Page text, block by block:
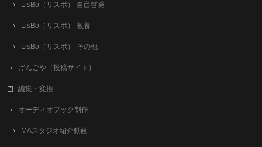
LisBo（リスボ）-自己啓発
LisBo（リスボ）-教養
LisBo（リスボ）-その他
げんごや（投稿サイト）
編集・変換
オーディオブック制作
MAスタジオ紹介動画